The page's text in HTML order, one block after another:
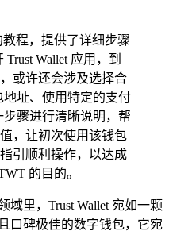
教程，提供了详细步骤
Wallet 应用，到
或许还会涉及选择合
址、使用特定的支付
骤进行清晰说明，帮
，让初次使用该钱包
引顺利操作，以达成
的目的。
域里，Trust Wallet 宛如一颗
口碑极佳的数字钱包，它宛